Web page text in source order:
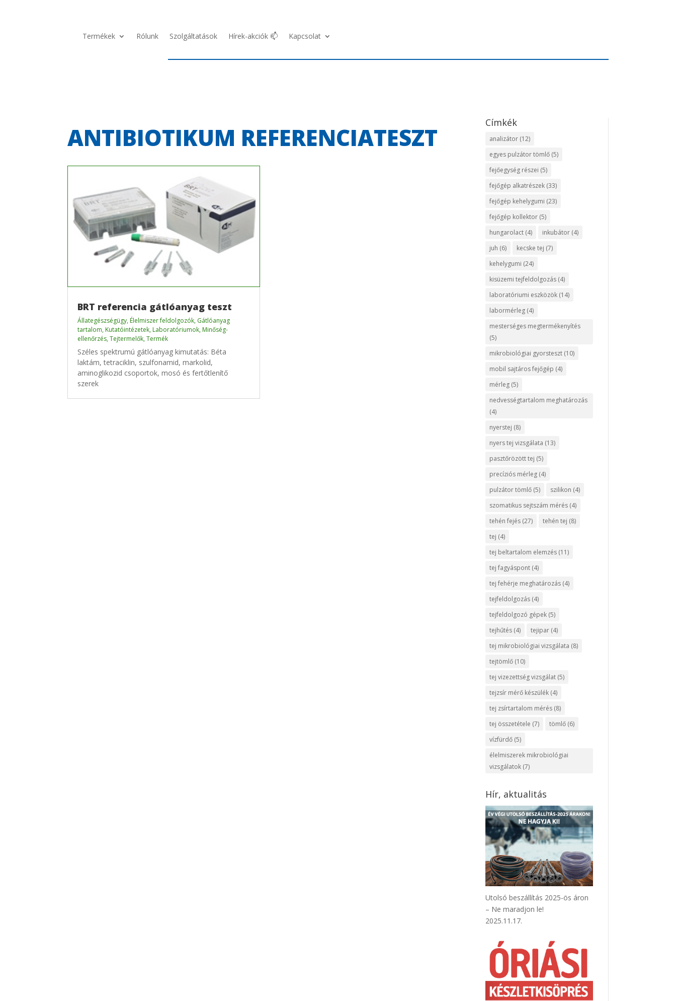
Termékek Rólunk Szolgáltatások Hírek-akciók 📫 Kapcsolat
ANTIBIOTIKUM REFERENCIATESZT
BRT referencia gátlóanyag teszt
Állategészségügy, Élelmiszer feldolgozók, Gátlóanyag
tartalom, Kutatóintézetek, Laboratóriumok, Minőség-
ellenőrzés,Tejtermelők,Termék
Széles spektrumú gátlóanyag kimutatás: Béta
laktám, tetraciklin, szulfonamid, markolid,
aminoglikozid csoportok, mosó és fertőtlenítő
szerek
Címkék
analizátor(12)
egyes pulzátor tömlő(5)
fejőegység részei (5)
fejőgép alkatrészek(33)
fejőgép kehelygumi (23)
fejőgép kollektor(5)
hungarolact(4) inkubátor(4)
juh (6) kecske tej (7)
kehelygumi (24)
kisüzemi tejfeldolgozás(4)
laboratóriumi eszközök(14)
labormérleg(4)
mesterséges megtermékenyítés
(5)
mikrobiológiai gyorsteszt(10)
mobil sajtáros fejőgép (4)
mérleg(5)
nedvességtartalom meghatározás
(4)
nyerstej (8)
nyers tej vizsgálata (13)
pasztőrözött tej (5)
precíziós mérleg(4)
pulzátor tömlő(5) szilikon (4)
szomatikus sejtszám mérés(4)
tehén fejés(27) tehén tej (8)
tej (4)
tej beltartalom elemzés(11)
tej fagyáspont(4)
tej fehérje meghatározás(4)
tejfeldolgozás(4)
tejfeldolgozó gépek(5)
tejhűtés(4) tejipar(4)
tej mikrobiológiai vizsgálata (8)
tejtömlő(10)
tej vizezettség vizsgálat(5)
tejzsír mérő készülék(4)
tej zsírtartalom mérés(8)
tej összetétele (7) tömlő(6)
vízfürdő(5)
élelmiszerek mikrobiológiai
vizsgálatok(7)
Hír, aktualitás
Utolsó beszállítás 2025-ös áron
– Ne maradjon le!
2025.11.17.